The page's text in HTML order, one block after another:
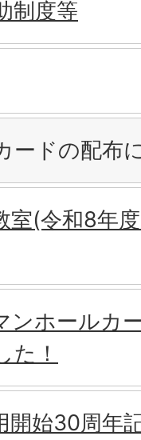
制度等
ードの配布
室(令和8年
ンホールカ
た！
開始30周年